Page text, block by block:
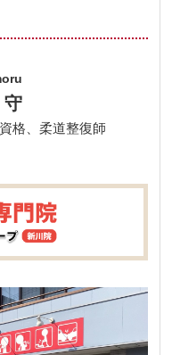
守
格、柔道整復師